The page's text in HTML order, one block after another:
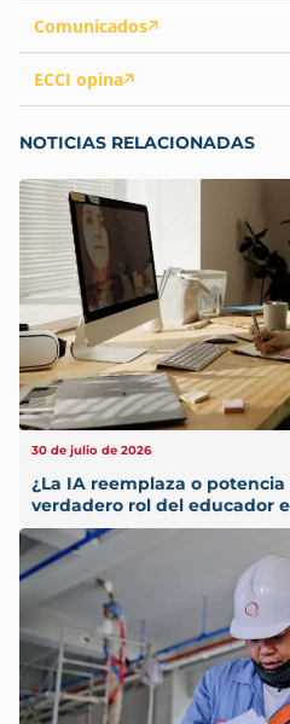
Comunicados
ECCI opina
NOTICIAS RELACIONADAS
30 de julio de 2026
¿La IA reemplaza o potencia
verdadero rol del educador